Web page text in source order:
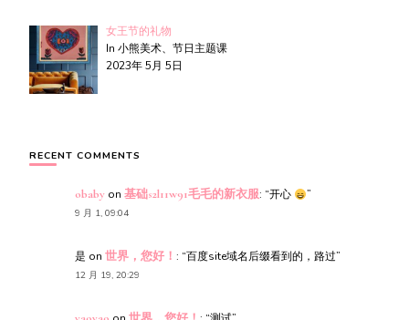
女王节的礼物
In 小熊美术、节日主题课
2023年 5月 5日
RECENT COMMENTS
obaby on 基础s2l11w91毛毛的新衣服: “开心 ”
9 月 1, 09:04
是 on 世界，您好！ : “百度site域名后缀看到的，路过”
12 月 19, 20:29